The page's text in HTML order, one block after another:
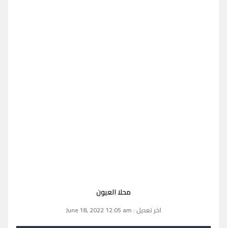
محلا العيون
اخر تعديل : June 18, 2022 12:05 am